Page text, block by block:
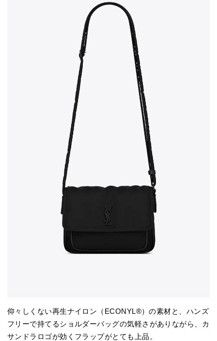
仰々しくない再生ナイロン（ECONYL®）の素材と、ハンズ
フリーで持てるショルダーバッグの気軽さがありながら、カ
サンドラロゴが効くフラップがとても上品。